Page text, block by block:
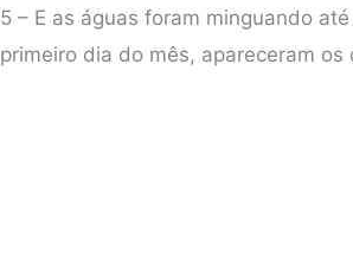
5 – E as águas foram minguando
primeiro dia do mês, apareceram os